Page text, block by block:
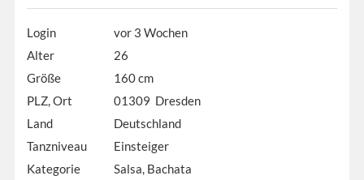
Login
vor 3 Wochen
Alter
26
Größe
160 cm
PLZ, Ort
01309 Dresden
Land
Deutschland
Tanzniveau
Einsteiger
Kategorie
Salsa, Bachata